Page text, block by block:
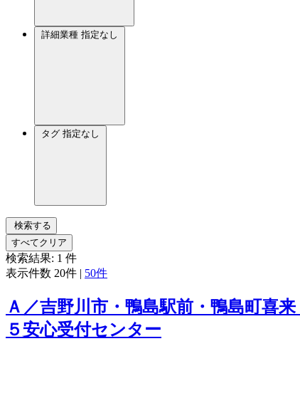
詳細業種 指定なし
タグ 指定なし
検索する
すべてクリア
検索結果: 1 件
表示件数 20件 | 50件
Ａ／吉野川市・鴨島駅前・鴨島町喜
５安心受付センター